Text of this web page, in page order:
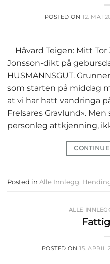
POSTED ON12. MAI
Håvard Teigen: Mitt
Jonsson-dikt på
HUSMANNSGUT.
som starten på middag
at vi har hatt vandringa
Frelsares Gravlund».
personleg attkjenning,
Posted in Alle Innlegg,
ALLE
POSTED ON15. APRIL